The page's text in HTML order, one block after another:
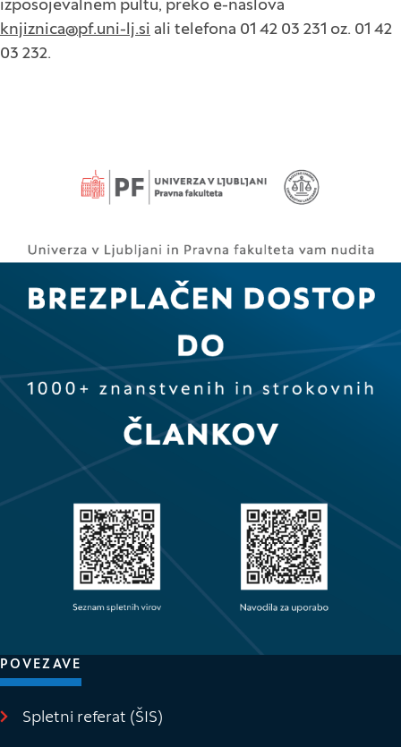
izposojevalnem pultu, preko e-naslova
knjiznica@pf.uni-lj.si ali telefona 01 42 03 231 oz. 01 42
03 232.
POVEZAVE
Spletni referat (ŠIS)